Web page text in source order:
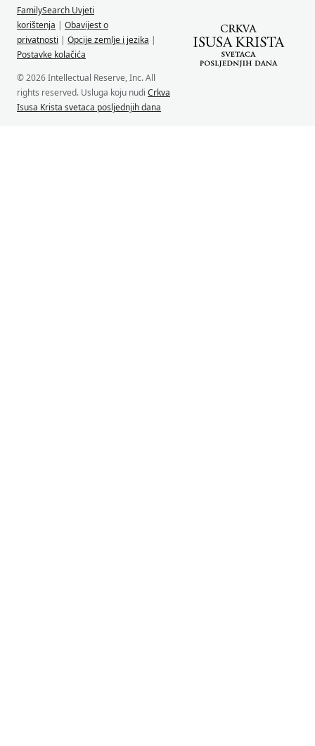
FamilySearch Uvjeti
korištenja | Obavijest o
privatnosti | Opcije zemlje i jezika |
Postavke kolačića
© 2026 Intellectual Reserve, Inc. All
rights reserved. Usluga koju nudi Crkva
Isusa Krista svetaca posljednjih dana